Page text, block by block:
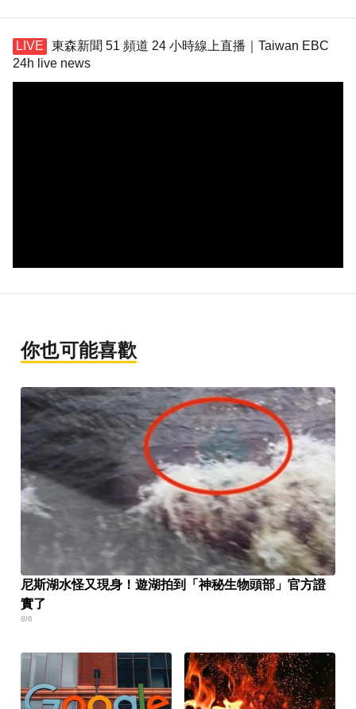
東森新聞 51 頻道 24 小時線上直播｜Taiwan EBC
24h live news
你也可能喜歡
尼斯湖水怪又現身！遊湖拍到「神秘生物頭部」官方證
實了
8/6